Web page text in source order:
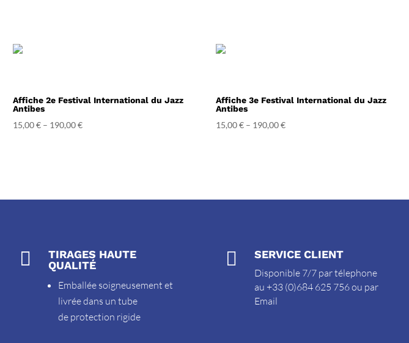
Affiche 2e Festival International du Jazz
Antibes
15,00€ – 190,00€
Affiche 3e Festival International du Jazz
Antibes
15,00€– 190,00€

TIRAGES HAUTE
QUALITÉ
Emballée soigneusement et
livrée dans un tube
de protection rigide
 SERVICE CLIENT
Disponible 7/7 par télephone
au +33 (0)684 625 756 ou par
Email